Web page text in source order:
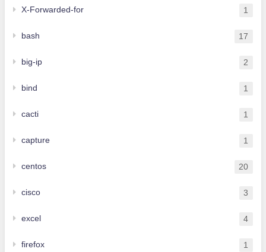
X-Forwarded-for 1
bash 17
big-ip 2
bind 1
cacti 1
capture 1
centos 20
cisco 3
excel 4
firefox 1